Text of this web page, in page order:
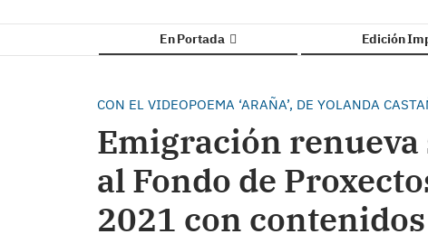
En Portada Edición
CON EL VIDEOPOEMA ‘ARAÑA’, DE YOLANDA
Emigración renueva
al Fondo de
2021 con